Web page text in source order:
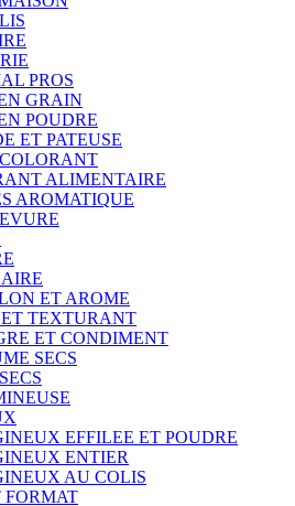
PROS
GRAIN
POUDRE
ET PATEUSE
ALIMENTAIRE
AROMATIQUE
ET AROME
TEXTURANT
ET CONDIMENT
SECS
EFFILEE ET POUDRE
ENTIER
AU COLIS
FORMAT